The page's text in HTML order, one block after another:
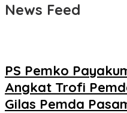
News Feed
PS Pemko
Angkat Trofi
Gilas Pemda